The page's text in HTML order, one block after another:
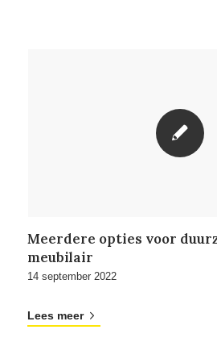
Meerdere opties voor
meubilair
14 september 2022
Lees meer